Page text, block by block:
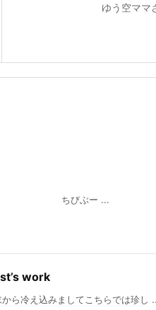
ゆう空ママ
...
work
冷え込みましてこちらでは珍し